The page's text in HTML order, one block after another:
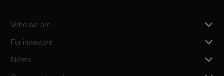
Who we are
For investors
News